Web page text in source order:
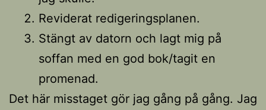
Reviderat redigeringsplanen.
Stängt av datorn och lagt mig på
soffan med en god bok/tagit en
promenad.
Det här misstaget gör jag gång på gång. Jag